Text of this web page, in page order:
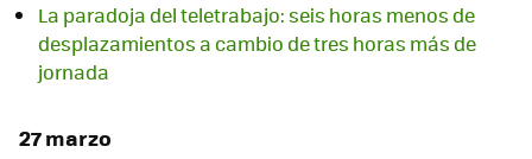
La paradoja del teletrabajo: seis horas menos de
desplazamientos a cambio de tres horas más de
jornada
27 marzo